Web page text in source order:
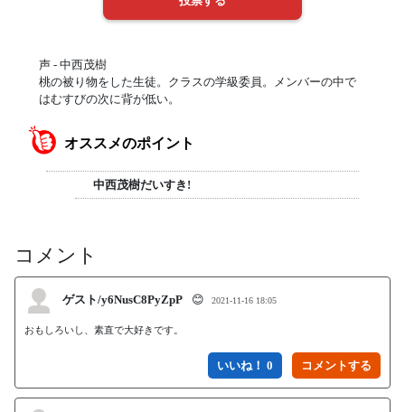
声 - 中西茂樹
桃の被り物をした生徒。クラスの学級委員。メンバーの中で
はむすびの次に背が低い。
オススメのポイント
中西茂樹だいすき!
コメント
ゲスト/y6NusC8PyZpP 😊 2021-11-16 18:05
おもしろいし、素直で大好きです。
いいね！ 0